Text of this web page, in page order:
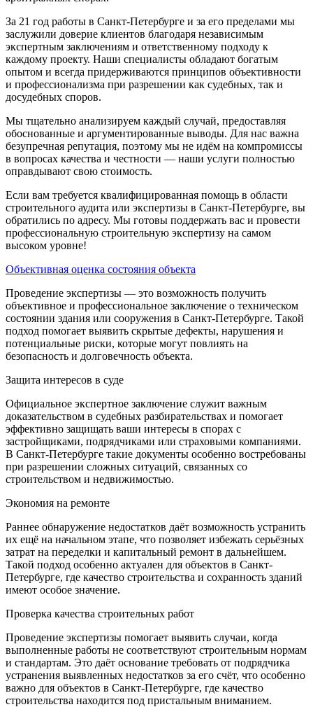
За 21 год работы в Санкт-Петербурге и за его пределами мы
заслужили доверие клиентов благодаря независимым
экспертным заключениям и ответственному подходу к
каждому проекту. Наши специалисты обладают богатым
опытом и всегда придерживаются принципов объективности
и профессионализма при разрешении как судебных, так и
досудебных споров.
Мы тщательно анализируем каждый случай, предоставляя
обоснованные и аргументированные выводы. Для нас важна
безупречная репутация, поэтому мы не идём на компромиссы
в вопросах качества и честности — наши услуги полностью
оправдывают свою стоимость.
Если вам требуется квалифицированная помощь в области
строительного аудита или экспертизы в Санкт-Петербурге, вы
обратились по адресу. Мы готовы поддержать вас и провести
профессиональную строительную экспертизу на самом
высоком уровне!
Объективная оценка состояния объекта
Проведение экспертизы — это возможность получить
объективное и профессиональное заключение о техническом
состоянии здания или сооружения в Санкт-Петербурге. Такой
подход помогает выявить скрытые дефекты, нарушения и
потенциальные риски, которые могут повлиять на
безопасность и долговечность объекта.
Защита интересов в суде
Официальное экспертное заключение служит важным
доказательством в судебных разбирательствах и помогает
эффективно защищать ваши интересы в спорах с
застройщиками, подрядчиками или страховыми компаниями.
В Санкт-Петербурге такие документы особенно востребованы
при разрешении сложных ситуаций, связанных со
строительством и недвижимостью.
Экономия на ремонте
Раннее обнаружение недостатков даёт возможность устранить
их ещё на начальном этапе, что позволяет избежать серьёзных
затрат на переделки и капитальный ремонт в дальнейшем.
Такой подход особенно актуален для объектов в Санкт-
Петербурге, где качество строительства и сохранность зданий
имеют особое значение.
Проверка качества строительных работ
Проведение экспертизы помогает выявить случаи, когда
выполненные работы не соответствуют строительным нормам
и стандартам. Это даёт основание требовать от подрядчика
устранения выявленных недостатков за его счёт, что особенно
важно для объектов в Санкт-Петербурге, где качество
строительства находится под пристальным вниманием.